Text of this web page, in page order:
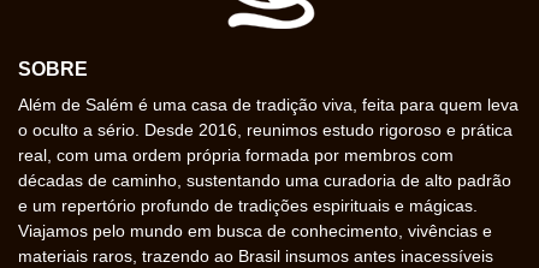
SOBRE
Além de Salém é uma casa de tradição viva, feita para quem leva
o oculto a sério. Desde 2016, reunimos estudo rigoroso e prática
real, com uma ordem própria formada por membros com
décadas de caminho, sustentando uma curadoria de alto padrão
e um repertório profundo de tradições espirituais e mágicas.
Viajamos pelo mundo em busca de conhecimento, vivências e
materiais raros, trazendo ao Brasil insumos antes inacessíveis